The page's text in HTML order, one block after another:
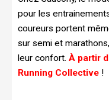
pour les
coureurs portent
sur semi et
leur confort. À partir
Running Collective !